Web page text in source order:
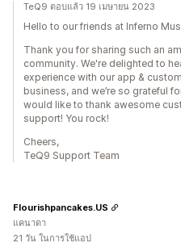
TeQ9 ตอบแล้ว 19 เมษายน 2023
Hello to our friends at Inferno
Thank you for sharing such an
community. We're delighted to
experience with our app &
business, and we’re so grateful
would like to thank awesome
support! You rock!
Cheers,
TeQ9 Support Team
Flourishpancakes.US
แคนาดา
21 วัน ในการใช้แอป